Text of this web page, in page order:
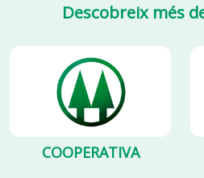
Descobreix més
COOPERATIVA